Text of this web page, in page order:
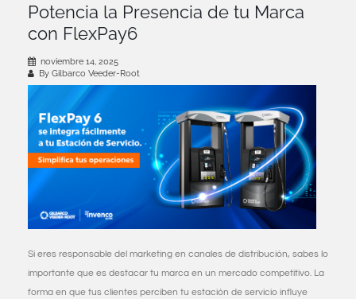
Potencia la Presencia de tu Marca
con FlexPay6
noviembre 14, 2025
By Gilbarco Veeder-Root
Si eres responsable del marketing en canales de distribución, sabes lo
importante que es destacar tu marca en un mercado competitivo. La
forma en que tus clientes perciben tu estación de servicio influye